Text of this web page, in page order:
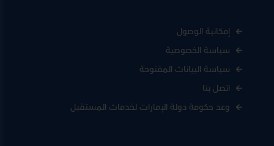
إمكانية الوصول
سياسة الخصوصية
سياسة البيانات المفتوحة
اتصل بنا
وعد حكومة دولة الإمارات لخدمات المستقبل